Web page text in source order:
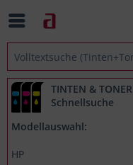
TINTEN & TONER
Schnellsuche
Modellauswahl: